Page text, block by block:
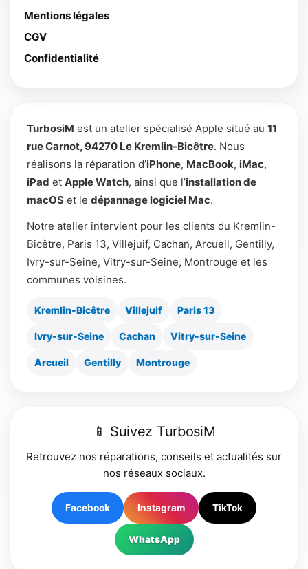
Mentions légales
CGV
Confidentialité
TurbosiM est un atelier spécialisé Apple situé au 11
rue Carnot, 94270 Le Kremlin-Bicêtre. Nous
réalisons la réparation d’iPhone, MacBook, iMac,
iPad et Apple Watch, ainsi que l’installation de
macOS et le dépannage logiciel Mac.
Notre atelier intervient pour les clients du Kremlin-
Bicêtre, Paris 13, Villejuif, Cachan, Arcueil, Gentilly,
Ivry-sur-Seine, Vitry-sur-Seine, Montrouge et les
communes voisines.
Kremlin-Bicêtre Villejuif Paris 13
Ivry-sur-Seine Cachan Vitry-sur-Seine
Arcueil Gentilly Montrouge
📱 Suivez TurbosiM
Retrouvez nos réparations, conseils et actualités sur
nos réseaux sociaux.
Facebook Instagram TikTok
WhatsApp